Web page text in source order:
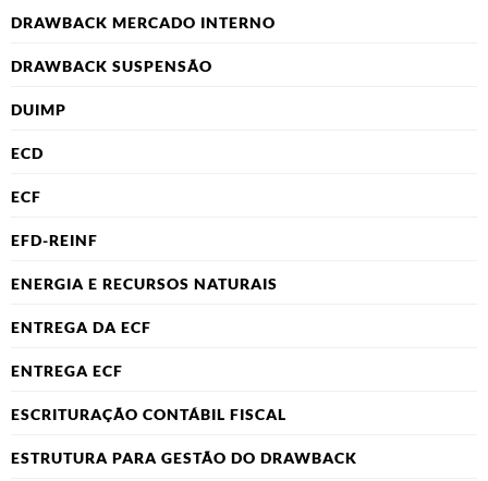
DRAWBACK MERCADO INTERNO
DRAWBACK SUSPENSÃO
DUIMP
ECD
ECF
EFD-REINF
ENERGIA E RECURSOS NATURAIS
ENTREGA DA ECF
ENTREGA ECF
ESCRITURAÇÃO CONTÁBIL FISCAL
ESTRUTURA PARA GESTÃO DO DRAWBACK